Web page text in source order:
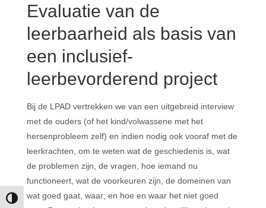
Toggle High Contrast
Evaluatie van de
leerbaarheid als basis van
een inclusief-
leerbevorderend project
Bij de LPAD vertrekken we van een uitgebreid interview
met de ouders (of het kind/volwassene met het
hersenprobleem zelf) en indien nodig ook vooraf met de
leerkrachten, om te weten wat de geschiedenis is, wat
de problemen zijn, de vragen, hoe iemand nu
functioneert, wat de voorkeuren zijn, de domeinen van
wat goed gaat, waar; en hoe en waar het niet goed